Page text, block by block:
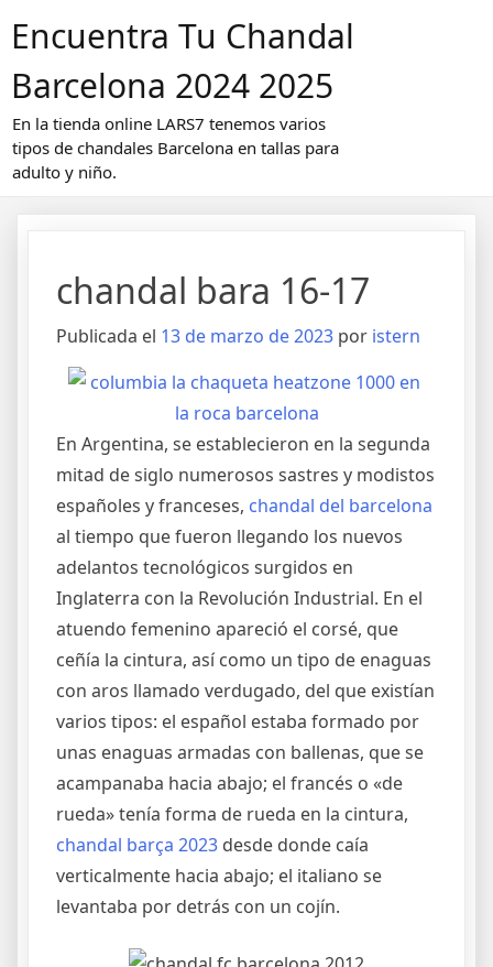
Encuentra Tu Chandal
Barcelona 2024 2025
En la tienda online LARS7 tenemos varios
tipos de chandales Barcelona en tallas para
adulto y niño.
chandal bara 16-17
Publicada el 13 de marzo de 2023 por istern
En Argentina, se establecieron en la segunda
mitad de siglo numerosos sastres y modistos
españoles y franceses, chandal del barcelona
al tiempo que fueron llegando los nuevos
adelantos tecnológicos surgidos en
Inglaterra con la Revolución Industrial. En el
atuendo femenino apareció el corsé, que
ceñía la cintura, así como un tipo de enaguas
con aros llamado verdugado, del que existían
varios tipos: el español estaba formado por
unas enaguas armadas con ballenas, que se
acampanaba hacia abajo; el francés o «de
rueda» tenía forma de rueda en la cintura,
chandal barça 2023 desde donde caía
verticalmente hacia abajo; el italiano se
levantaba por detrás con un cojín.